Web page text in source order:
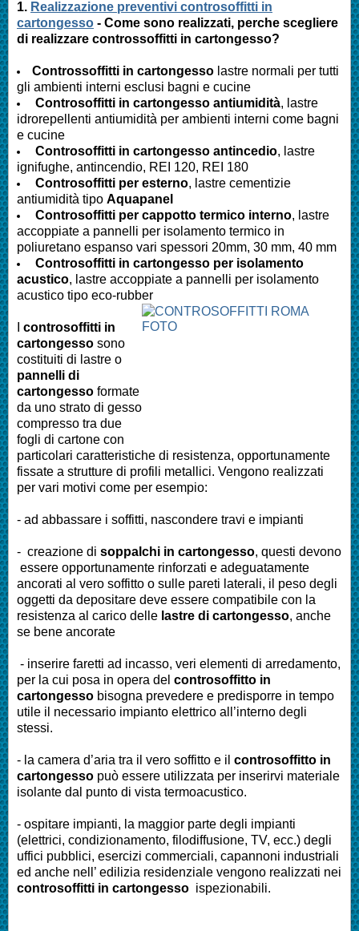
1. Realizzazione preventivi controsoffitti in
cartongesso - Come sono realizzati, perche scegliere
di realizzare controssoffitti in cartongesso?
Controssoffitti in cartongesso lastre normali per tutti
gli ambienti interni esclusi bagni e cucine
Controsoffitti in cartongesso antiumidità, lastre
idrorepellenti antiumidità per ambienti interni come bagni
e cucine
Controsoffitti in cartongesso antincedio, lastre
ignifughe, antincendio, REI 120, REI 180
Controsoffitti per esterno, lastre cementizie
antiumidità tipo Aquapanel
Controsoffitti per cappotto termico interno, lastre
accoppiate a pannelli per isolamento termico in
poliuretano espanso vari spessori 20mm, 30 mm, 40 mm
Controsoffitti in cartongesso per isolamento
acustico, lastre accoppiate a pannelli per isolamento
acustico tipo eco-rubber
controsoffitti in
cartongesso sono
costituiti di lastre o
pannelli di
cartongesso formate
da uno strato di gesso
compresso tra due
fogli di cartone con
particolari caratteristiche di resistenza, opportunamente
fissate a strutture di profili metallici. Vengono realizzati
per vari motivi come per esempio:
- ad abbassare i soffitti, nascondere travi e impianti
- creazione di soppalchi in cartongesso, questi devono
essere opportunamente rinforzati e adeguatamente
ancorati al vero soffitto o sulle pareti laterali, il peso degli
oggetti da depositare deve essere compatibile con la
resistenza al carico delle lastre di cartongesso, anche
se bene ancorate
- inserire faretti ad incasso, veri elementi di arredamento,
per la cui posa in opera del controsoffitto in
cartongesso bisogna prevedere e predisporre in tempo
utile il necessario impianto elettrico all’interno degli
stessi.
- la camera d’aria tra il vero soffitto e il controsoffitto in
cartongesso può essere utilizzata per inserirvi materiale
isolante dal punto di vista termoacustico.
- ospitare impianti, la maggior parte degli impianti
(elettrici, condizionamento, filodiffusione, TV, ecc.) degli
uffici pubblici, esercizi commerciali, capannoni industriali
ed anche nell’ edilizia residenziale vengono realizzati nei
controsoffitti in cartongesso ispezionabili.